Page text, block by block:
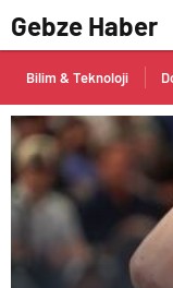
Gebze Haber
Bilim & Teknoloji